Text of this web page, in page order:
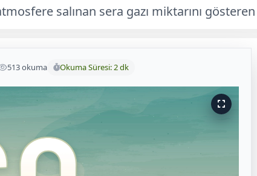
salınan sera gazı miktarını
513 okuma Okuma Süresi: 2 dk